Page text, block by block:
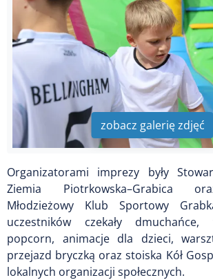
zobacz galerię zdjęć
Organizatorami imprezy były
Ziemia Piotrkowska–Grabica
Młodzieżowy Klub Sportowy
uczestników czekały
popcorn, animacje dla dzieci,
przejazd bryczką oraz stoiska Kół
lokalnych organizacji społecznych.